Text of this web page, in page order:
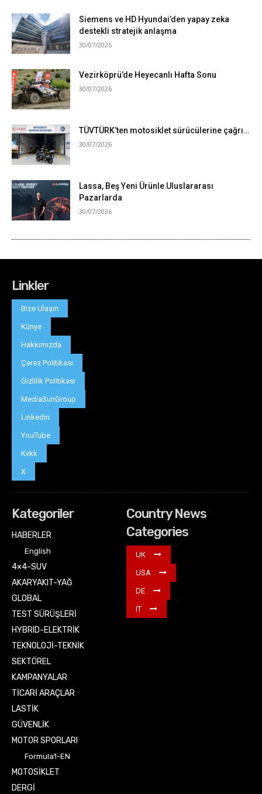
Linkler
Bize Ulaşın
Künye
Hakkımızda
Çerez Politikası
Gizlilik Politikası
MediaSunGroup
Linkedin
YouTube
Kvkk
X
Kategoriler
HABERLER
English
4×4-SUV
AKARYAKIT-YAĞ
GLOBAL
TEST SÜRÜŞLERİ
HYBRID-ELEKTRİK
TEKNOLOJİ-TEKNİK
SEKTÖREL
KAMPANYALAR
TİCARİ ARAÇLAR
LASTİK
GÜVENLİK
MOTOR SPORLARI
Formula1-EN
MOTOSİKLET
DERGİ
Country News
Categories
UK
USA
DE
IT